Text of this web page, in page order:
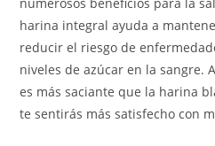
harina integral ayuda a
reducir el riesgo de
niveles de azúcar en la sangre.
es más saciante que la harina
te sentirás más satisfecho con